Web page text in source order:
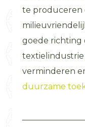
te produceren
goede richting
verminderen
duurzame